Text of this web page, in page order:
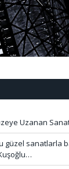
Uzanan
güzel sanatlarla